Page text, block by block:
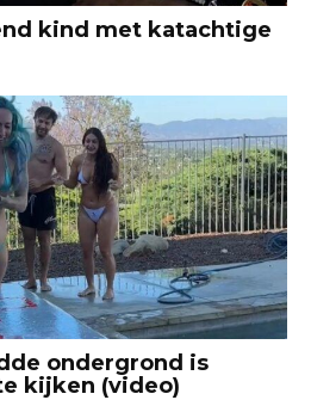
kind met katachtige
ondergrond is
kijken (video)